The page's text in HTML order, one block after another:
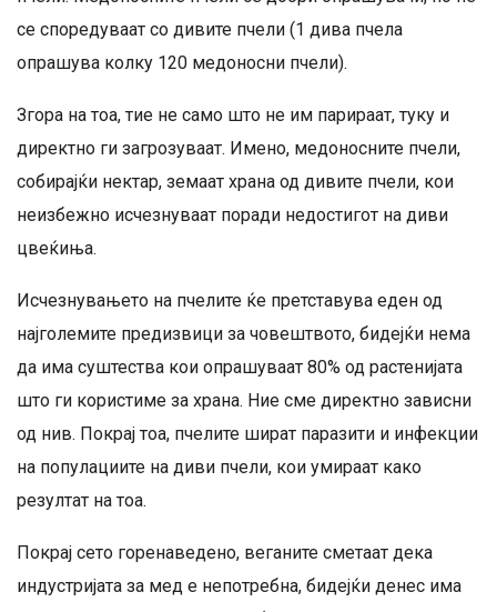
се споредуваат со дивите пчели (1 дива пчела
опрашува колку 120 медоносни пчели).
Згора на тоа, тие не само што не им парираат, туку и
директно ги загрозуваат. Имено, медоносните пчели,
собирајќи нектар, земаат храна од дивите пчели, кои
неизбежно исчезнуваат поради недостигот на диви
цвеќиња.
Исчезнувањето на пчелите ќе претставува еден од
најголемите предизвици за човештвото, бидејќи нема
да има суштества кои опрашуваат 80% од растенијата
што ги користиме за храна. Ние сме директно зависни
од нив. Покрај тоа, пчелите шират паразити и инфекции
на популациите на диви пчели, кои умираат како
резултат на тоа.
Покрај сето горенаведено, веганите сметаат дека
индустријата за мед е непотребна, бидејќи денес има